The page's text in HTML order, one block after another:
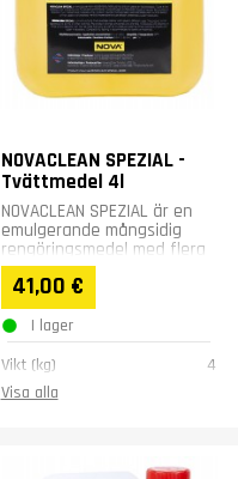
NOVACLEAN SPEZIAL -
Tvättmedel 4l
NOVACLEAN SPEZIAL är en
emulgerande mångsidig
rengöringsmedel med flera
olika användningsområden.
41,00 €
I lager
Vikt (kg)
4
Visa alla